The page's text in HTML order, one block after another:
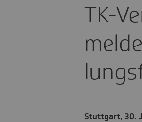
TK-
Stuttgart, 30.